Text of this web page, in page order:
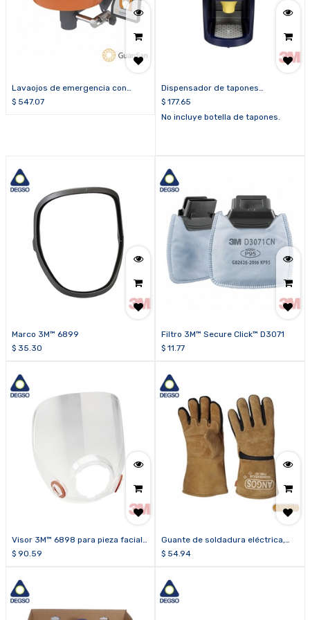
Lavaojos de emergencia con
bandeja plástica Guardian G1814P
$ 547.07
Dispensador de tapones
descartables 3M™ One Touch™ Pro
391-0000
$ 177.65
No incluye botella de tapones.
Marco 3M™ 6899
$ 35.30
Filtro 3M™ Secure Click™ D3071
$ 11.77
Visor 3M™ 6898 para pieza facial
de cara completa 3M™ serie 6000
$ 90.59
Guante de soldadura eléctrica,
hilo kevlar ANGOS
$ 54.94